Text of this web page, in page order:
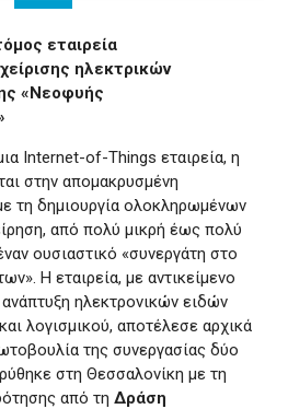
εταιρεία
ηλεκτρικών
«Νεοφυής
Internet-of-Things εταιρεία, η
στην απομακρυσμένη
τη δημιουργία ολοκληρωμένων
από πολύ μικρή έως πολύ
ουσιαστικό «συνεργάτη στο
Η εταιρεία, με αντικείμενο
ηλεκτρονικών ειδών
λογισμικού, αποτέλεσε αρχικά
της συνεργασίας δύο
στη Θεσσαλονίκη με τη
από τηΔράση